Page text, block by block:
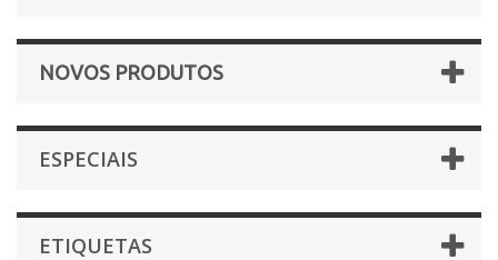
NOVOS PRODUTOS
ESPECIAIS
ETIQUETAS